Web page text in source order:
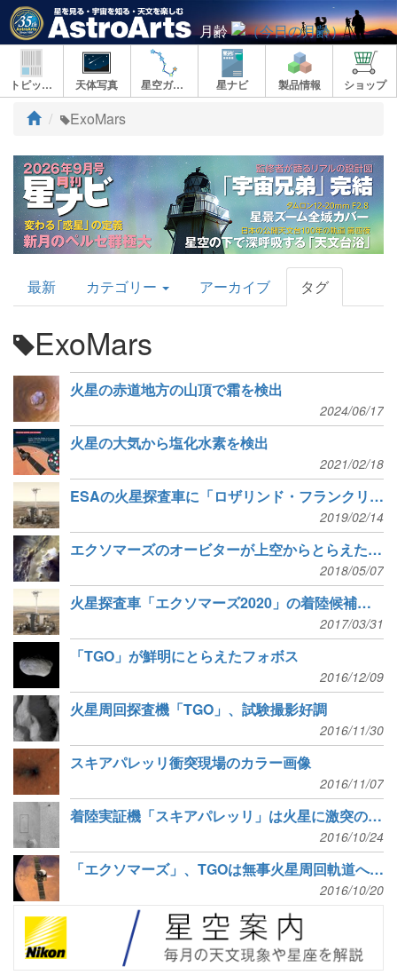
月齢
トピックス 天体写真 星空ガイド 星ナビ 製品情報 ショップ
ト
プ
ExoMars
AstroArts
Topics
最新 カテゴリー アーカイブ タグ
ExoMars
火星の赤道地方の山頂で霜を検出
2024/06/17
火星の大気から塩化水素を検出
2021/02/18
ESAの火星探査車に「ロザリンド・フランクリン」と命名
2019/02/14
エクソマーズのオービターが上空からとらえた朝の火星
2018/05/07
火星探査車「エクソマーズ2020」の着陸候補地点が決定
2017/03/31
「TGO」が鮮明にとらえたフォボス
2016/12/09
火星周回探査機「TGO」、試験撮影好調
2016/11/30
スキアパレッリ衝突現場のカラー画像
2016/11/07
着陸実証機「スキアパレッリ」は火星に激突の可能性
2016/10/24
「エクソマーズ」、TGOは無事火星周回軌道へ、着陸機は通信途絶か
2016/10/20